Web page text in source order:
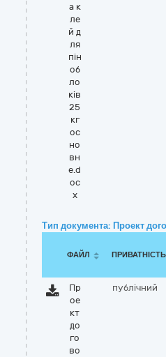
а к
ле
й д
ля
пін
об
ло
ків
25
кг
ос
но
вн
е.d
oc
x
Тип документа: Проект
ФАЙЛ ПРИВАТНІСТЬ
Пр
ое
кт
до
го
во
публічний